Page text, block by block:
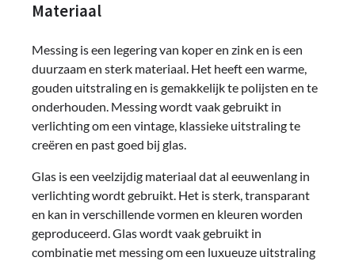
Materiaal
Messing is een legering van koper en zink en is een
duurzaam en sterk materiaal. Het heeft een warme,
gouden uitstraling en is gemakkelijk te polijsten en te
onderhouden. Messing wordt vaak gebruikt in
verlichting om een vintage, klassieke uitstraling te
creëren en past goed bij glas.
Glas is een veelzijdig materiaal dat al eeuwenlang in
verlichting wordt gebruikt. Het is sterk, transparant
en kan in verschillende vormen en kleuren worden
geproduceerd. Glas wordt vaak gebruikt in
combinatie met messing om een luxueuze uitstraling